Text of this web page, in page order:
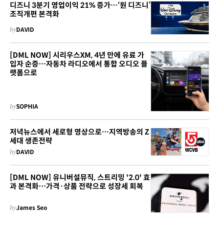
디즈니 3분기 영업이익 21% 증가…‘원 디즈니’
조직개편 본격화
byDAVID
[DML NOW] 시리우스XM, 4년 만에 유료 가
입자 순증…자동차 라디오에서 통합 오디오 플
랫폼으로
bySOPHIA
저녁뉴스에서 세로형 영상으로…지역방송의 Z
세대 생존전략
byDAVID
[DML NOW] 유니버설뮤직, 스트리밍 '2.0' 효
과 본격화…가격·상품 전략으로 성장세 회복
byJames Seo